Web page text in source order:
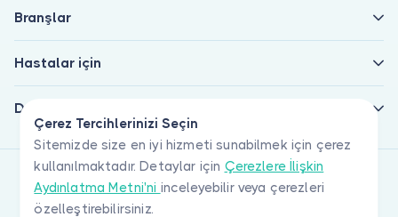
Çerez Tercihlerinizi Seçin
Sitemizde size en iyi hizmeti sunabilmek için çerez
kullanılmaktadır. Detaylar için Çerezlere İlişkin
Aydınlatma Metni'ni inceleyebilir veya çerezleri
özelleştirebilirsiniz.
Branşlar
Hastalar için
Doktorlar için